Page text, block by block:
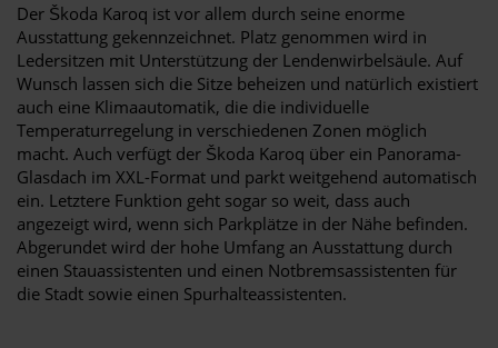
Der Škoda Karoq ist vor allem durch seine enorme
Ausstattung gekennzeichnet. Platz genommen wird in
Ledersitzen mit Unterstützung der Lendenwirbelsäule. Auf
Wunsch lassen sich die Sitze beheizen und natürlich existiert
auch eine Klimaautomatik, die die individuelle
Temperaturregelung in verschiedenen Zonen möglich
macht. Auch verfügt der Škoda Karoq über ein Panorama-
Glasdach im XXL-Format und parkt weitgehend automatisch
ein. Letztere Funktion geht sogar so weit, dass auch
angezeigt wird, wenn sich Parkplätze in der Nähe befinden.
Abgerundet wird der hohe Umfang an Ausstattung durch
einen Stauassistenten und einen Notbremsassistenten für
die Stadt sowie einen Spurhalteassistenten.